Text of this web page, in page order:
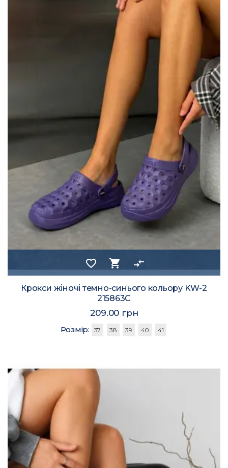
favorite_border shopping_cart compare_arrows
Крокси жіночі темно-синього кольору KW-2
215863C
209.00 грн
Розмір: 37 38 39 40 41